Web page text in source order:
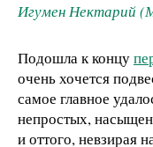
Игумен Нектарий
Подошла к концу
очень хочется
самое главное
непростых,
и оттого, невзирая